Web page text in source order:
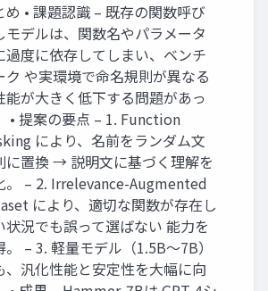
め • 課題認識 – 既存の関数呼び
モデルは、関数名やパラメータ
過度に依存してしまい、ベンチ
ク や実環境で命名規則が異なる
能が大きく低下する問題があっ
• 提案の要点 – 1. Function
により、名前をランダム文
に置換 → 説明文に基づく理解を
。 – 2. Irrelevance-Augmented
により、適切な関数が存在し
状況でも誤って選ばない 能力を
。 – 3. 軽量モデル（1.5B〜7B）
、汎化性能と安定性を大幅に向